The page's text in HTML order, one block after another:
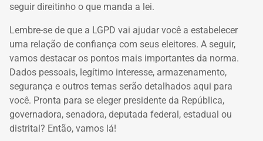
seguir direitinho o que manda a lei.
Lembre-se de que a LGPD vai ajudar você a estabelecer
uma relação de confiança com seus eleitores. A seguir,
vamos destacar os pontos mais importantes da norma.
Dados pessoais, legítimo interesse, armazenamento,
segurança e outros temas serão detalhados aqui para
você. Pronta para se eleger presidente da República,
governadora, senadora, deputada federal, estadual ou
distrital? Então, vamos lá!